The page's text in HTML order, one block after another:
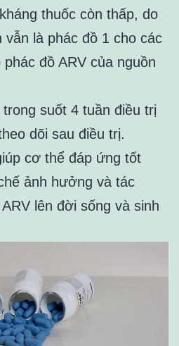
thuốc còn thấp, do
là phác đồ 1 cho các
đồ ARV của nguồn
suốt 4 tuần điều trị
dõi sau điều trị.
cơ thể đáp ứng tốt
ảnh hưởng và tác
lên đời sống và sinh